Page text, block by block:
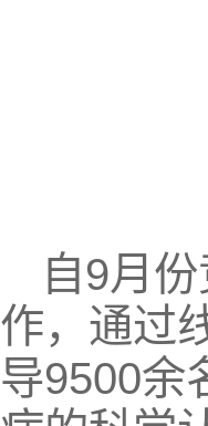
自9月
作，通过
导9500余